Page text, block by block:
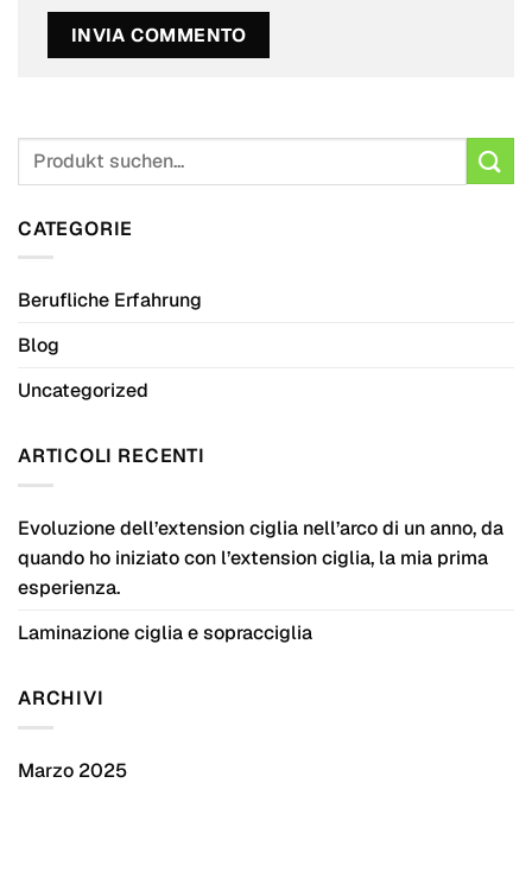
CATEGORIE
Berufliche Erfahrung
Blog
Uncategorized
ARTICOLI RECENTI
Evoluzione dell’extension ciglia nell’arco di un anno, da
quando ho iniziato con l’extension ciglia, la mia prima
esperienza.
Laminazione ciglia e sopracciglia
ARCHIVI
Marzo 2025